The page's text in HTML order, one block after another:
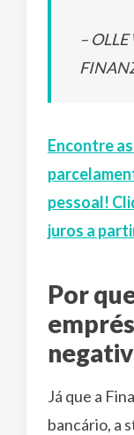
–
Encontre
pessoal!
juros a
Por
Já que a
bancário, a